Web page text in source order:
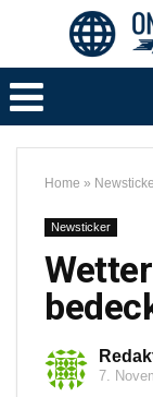
Home »
Newsticker
7.